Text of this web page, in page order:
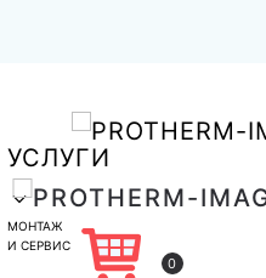
УСЛУГИ
МОНТАЖ
И СЕРВИС
0